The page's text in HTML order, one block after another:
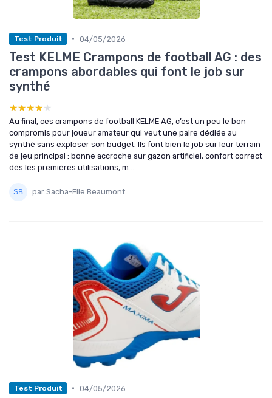
Test Produit • 04/05/2026
Test KELME Crampons de football AG : des
crampons abordables qui font le job sur
synthé
★★★★★
★★★★★
Au final, ces crampons de football KELME AG, c’est un peu le bon
compromis pour joueur amateur qui veut une paire dédiée au
synthé sans exploser son budget. Ils font bien le job sur leur terrain
de jeu principal : bonne accroche sur gazon artificiel, confort correct
dès les premières utilisations, m...
par Sacha-Elie Beaumont
Test Produit • 04/05/2026